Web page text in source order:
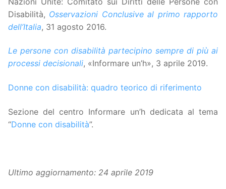
Disabilità, Osservazioni Conclusive al primo rapporto
dell’Italia, 31 agosto 2016.
Le persone con disabilità partecipino sempre di più ai
processi decisionali, «Informare un’h», 3 aprile 2019.
Donne con disabilità: quadro teorico di riferimento
Sezione del centro Informare un’h dedicata al tema
“Donne con disabilità”.
Ultimo aggiornamento: 24 aprile 2019